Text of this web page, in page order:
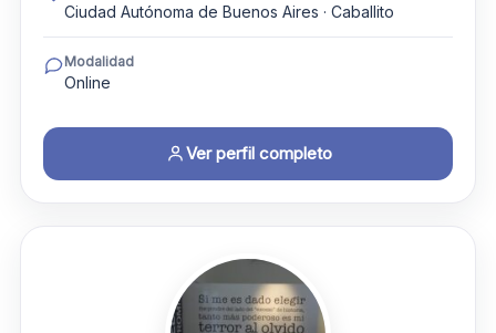
Ciudad Autónoma de Buenos Aires · Caballito
Modalidad
Online
Ver perfil completo